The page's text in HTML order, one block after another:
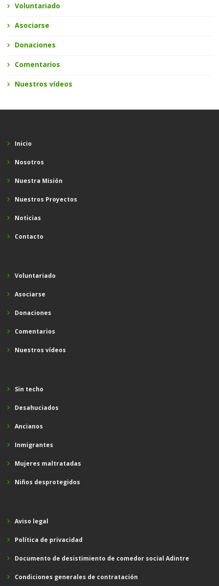
Voluntariado
Asociarse
Donaciones
Comentarios
Nuestros vídeos
Inicio
Nosotros
Nuestra Misión
Nuestros Proyectos
Noticias
Contacto
Voluntariado
Asociarse
Donaciones
Comentarios
Nuestros vídeos
Sin techo
Desahuciados
Ancianos
Inmigrantes
Mujeres maltratadas
Niños desprotegidos
Aviso legal
Política de privacidad
Documento de desistimiento de comedor social Adintre
Condiciones generales de contratación